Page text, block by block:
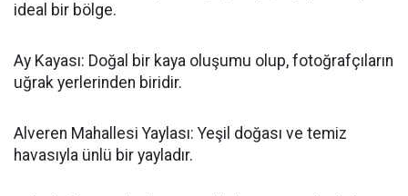
ideal bir bölge.
Ay Kayası: Doğal bir kaya oluşumu olup, fotoğrafçıların
uğrak yerlerinden biridir.
Alveren Mahallesi Yaylası: Yeşil doğası ve temiz
havasıyla ünlü bir yayladır.